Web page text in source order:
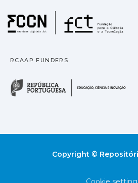
RCAAP FUNDERS
Copyright ©